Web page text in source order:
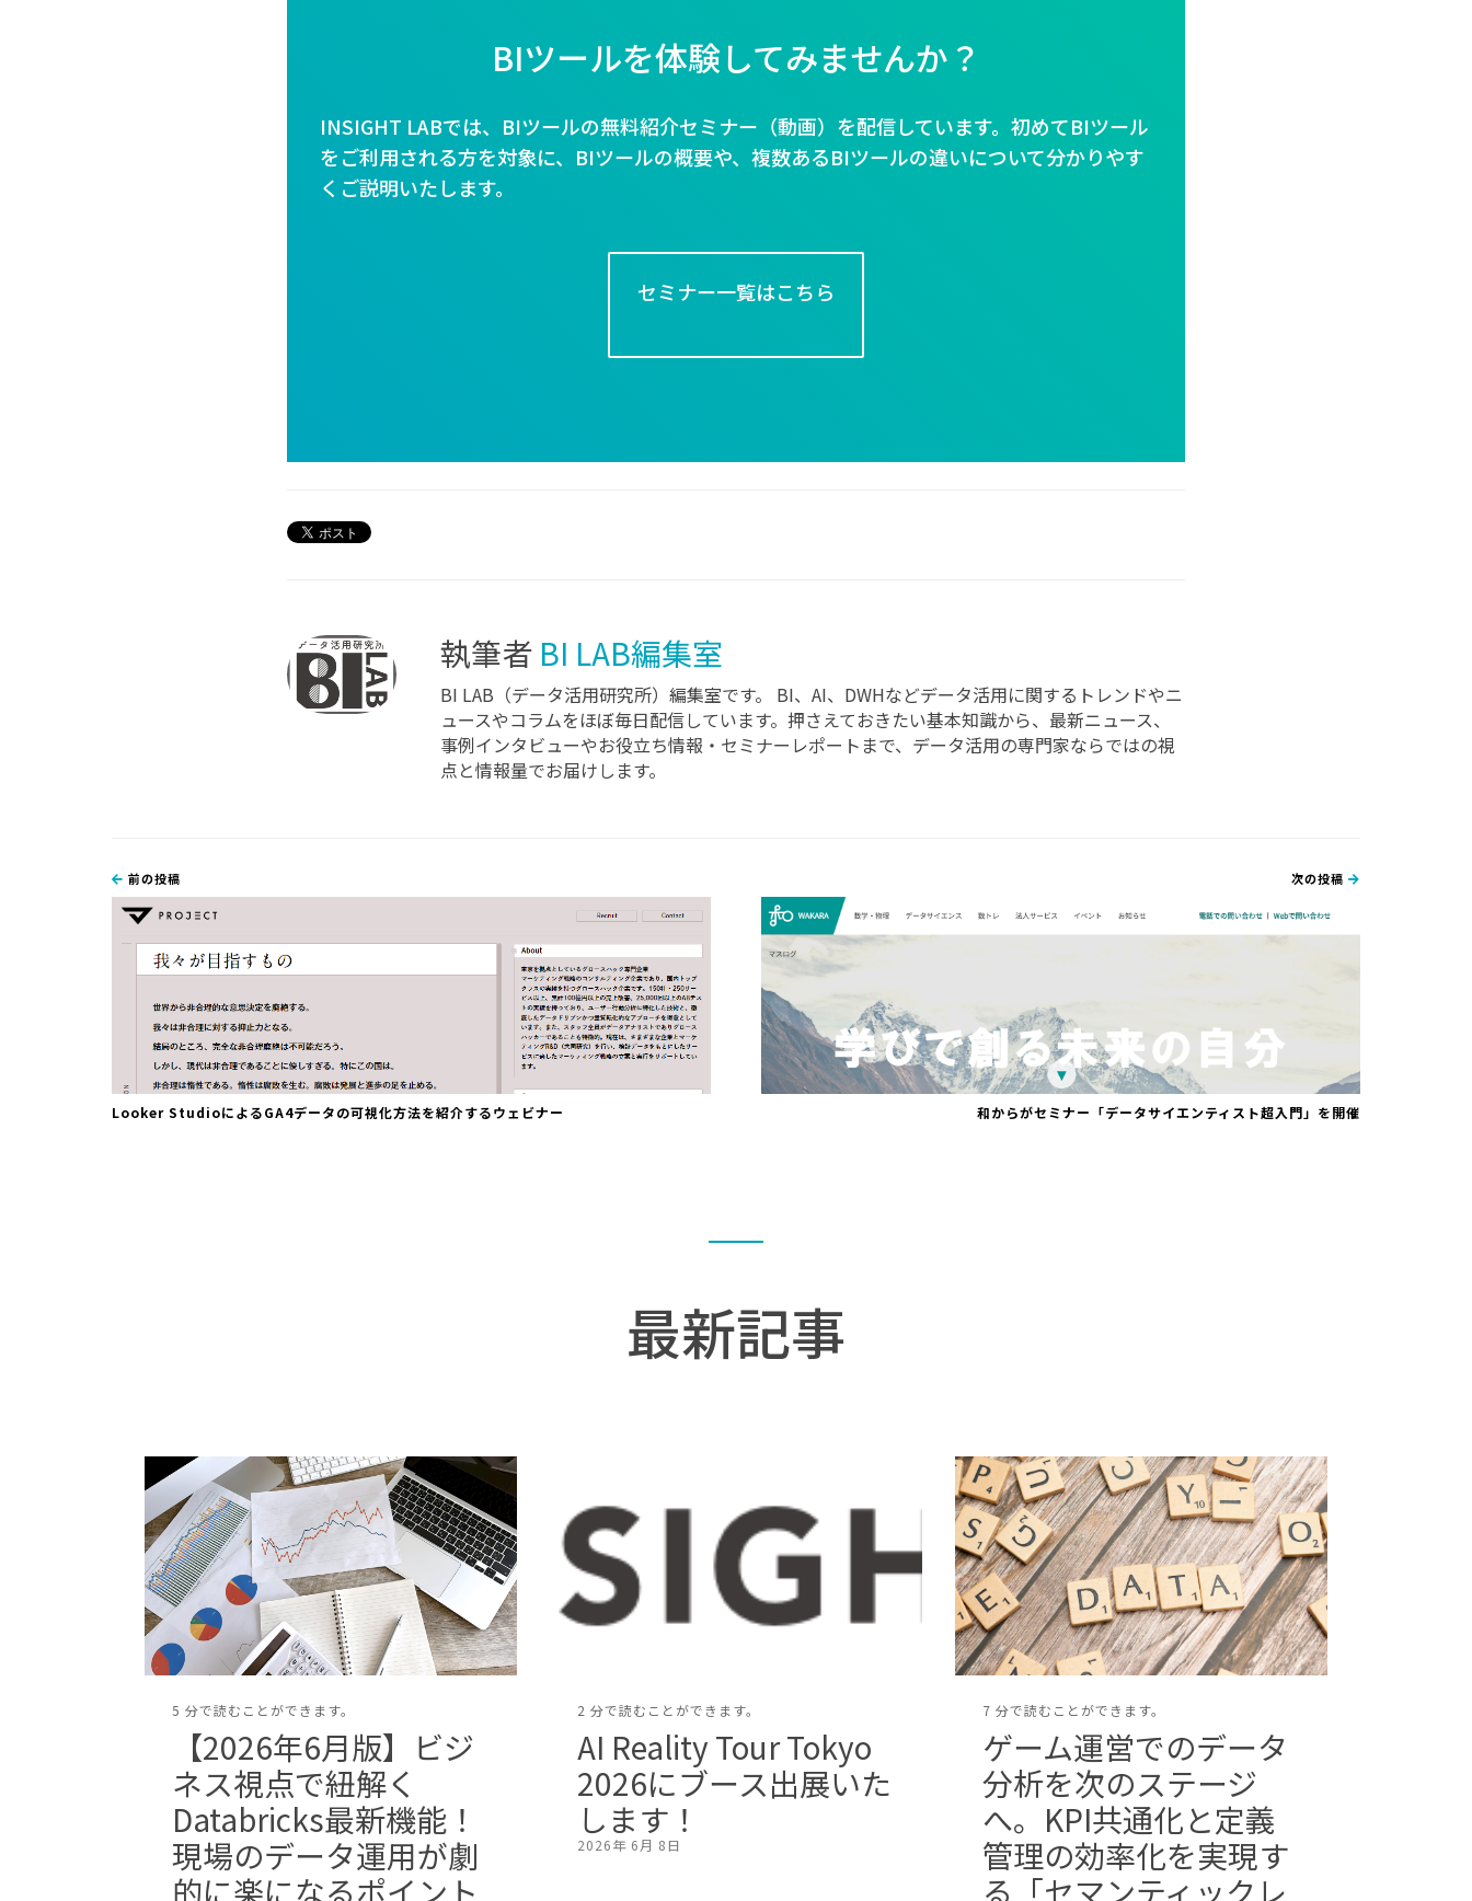
BIツールを体験してみませんか？
INSIGHT LABでは、BIツールの無料紹介セミナー（動画）を配信しています。初めてBIツール
をご利用される方を対象に、BIツールの概要や、複数あるBIツールの違いについて分かりやす
くご説明いたします。
セミナー一覧はこちら
執筆者 BI LAB編集室
BI LAB（データ活用研究所）編集室です。 BI、AI、DWHなどデータ活用に関するトレンドやニ
ュースやコラムをほぼ毎日配信しています。押さえておきたい基本知識から、最新ニュース、
事例インタビューやお役立ち情報・セミナーレポートまで、データ活用の専門家ならではの視
点と情報量でお届けします。
前の投稿
Looker StudioによるGA4データの可視化方法を紹介するウェビナー
次の投稿
和からがセミナー「データサイエンティスト超入門」を開催
最新記事
5 分で読むことができます。
【2026年6月版】ビジ
ネス視点で紐解く
Databricks最新機能！
現場のデータ運用が劇
的に楽になるポイント
2 分で読むことができます。
AI Reality Tour Tokyo
2026にブース出展いた
します！
2026年 6月 8日
7 分で読むことができます。
ゲーム運営でのデータ
分析を次のステージ
へ。KPI共通化と定義
管理の効率化を実現す
る「セマンティックレ